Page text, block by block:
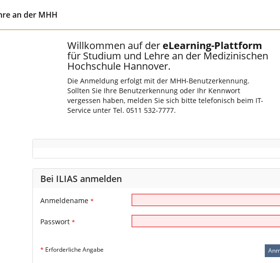
an der MHH
Willkommen auf der eLearning-Plattform
für Studium und Lehre an der Medizinischen
Hochschule Hannover.
Die Anmeldung erfolgt mit der MHH-Benutzerkennung.
Sollten Sie Ihre Benutzerkennung oder Ihr Kennwort
vergessen haben, melden Sie sich bitte telefonisch beim IT-
Service unter Tel. 0511 532-7777.
Bei ILIAS anmelden
Anmeldename *
Passwort *
* Erforderliche Angabe